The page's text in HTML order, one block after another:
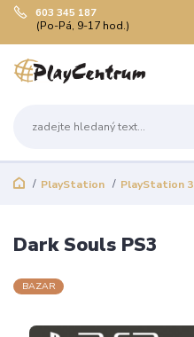
603 345 187
(Po-Pá, 9-17 hod.)
PlayStation PlayStation 3
Dark Souls PS3
BAZAR